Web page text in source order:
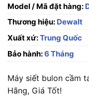
Model / Mã đặt hàng:
Thương hiệu: Dewalt
Xuất xứ:Trung Quốc
Bảo hành:6 Tháng
Máy siết bulon cầm
Hãng, Giá Tốt!